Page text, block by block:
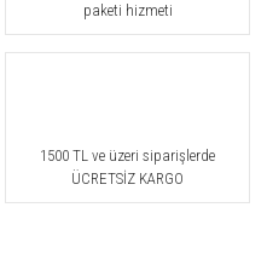
paketi hizmeti
1500 TL ve üzeri siparişlerde
ÜCRETSİZ KARGO